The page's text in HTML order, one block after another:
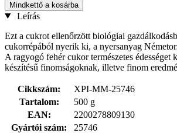
Mindkettő a kosárba
Leírás
Ezt a cukrot ellenőrzött biológiai
cukorrépából nyerik ki, a nyersanyag
A ragyogó fehér cukor természetes édességet
készítésű finomságoknak, illetve finom
Cikkszám:
XPI-MM-25746
Tartalom:
500 g
EAN:
2200278809130
Gyártói szám:
25746